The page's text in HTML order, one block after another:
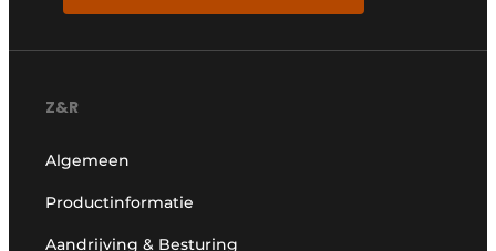
Z&R
Algemeen
Productinformatie
Aandrijving & Besturing